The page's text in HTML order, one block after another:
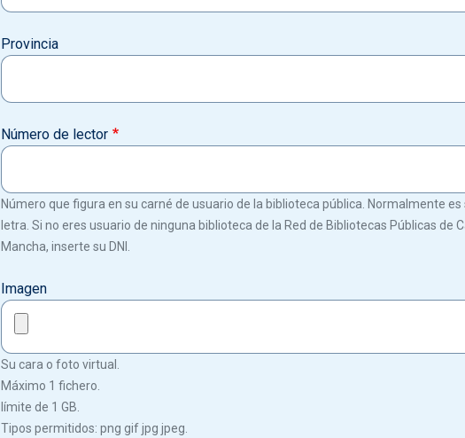
Provincia
Número de lector
Número que figura en su carné de usuario de la biblioteca pública. Normalmente es
letra. Si no eres usuario de ninguna biblioteca de la Red de Bibliotecas Públicas de
Mancha, inserte su DNI.
Imagen
Su cara o foto virtual.
Máximo 1 fichero.
límite de 1 GB.
Tipos permitidos: png gif jpg jpeg.